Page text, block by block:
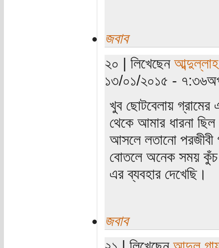
জবাব
২০ | লিখেছেন
১৩/০১/২০১৫ -
খুব ছোটবেলায়
থেকে আমার ধারনা
আসলে লতানো পরজীবী
বোতলে অনেক সময় কুঁচ
এর ব্যবহার দেখেছি।
জবাব